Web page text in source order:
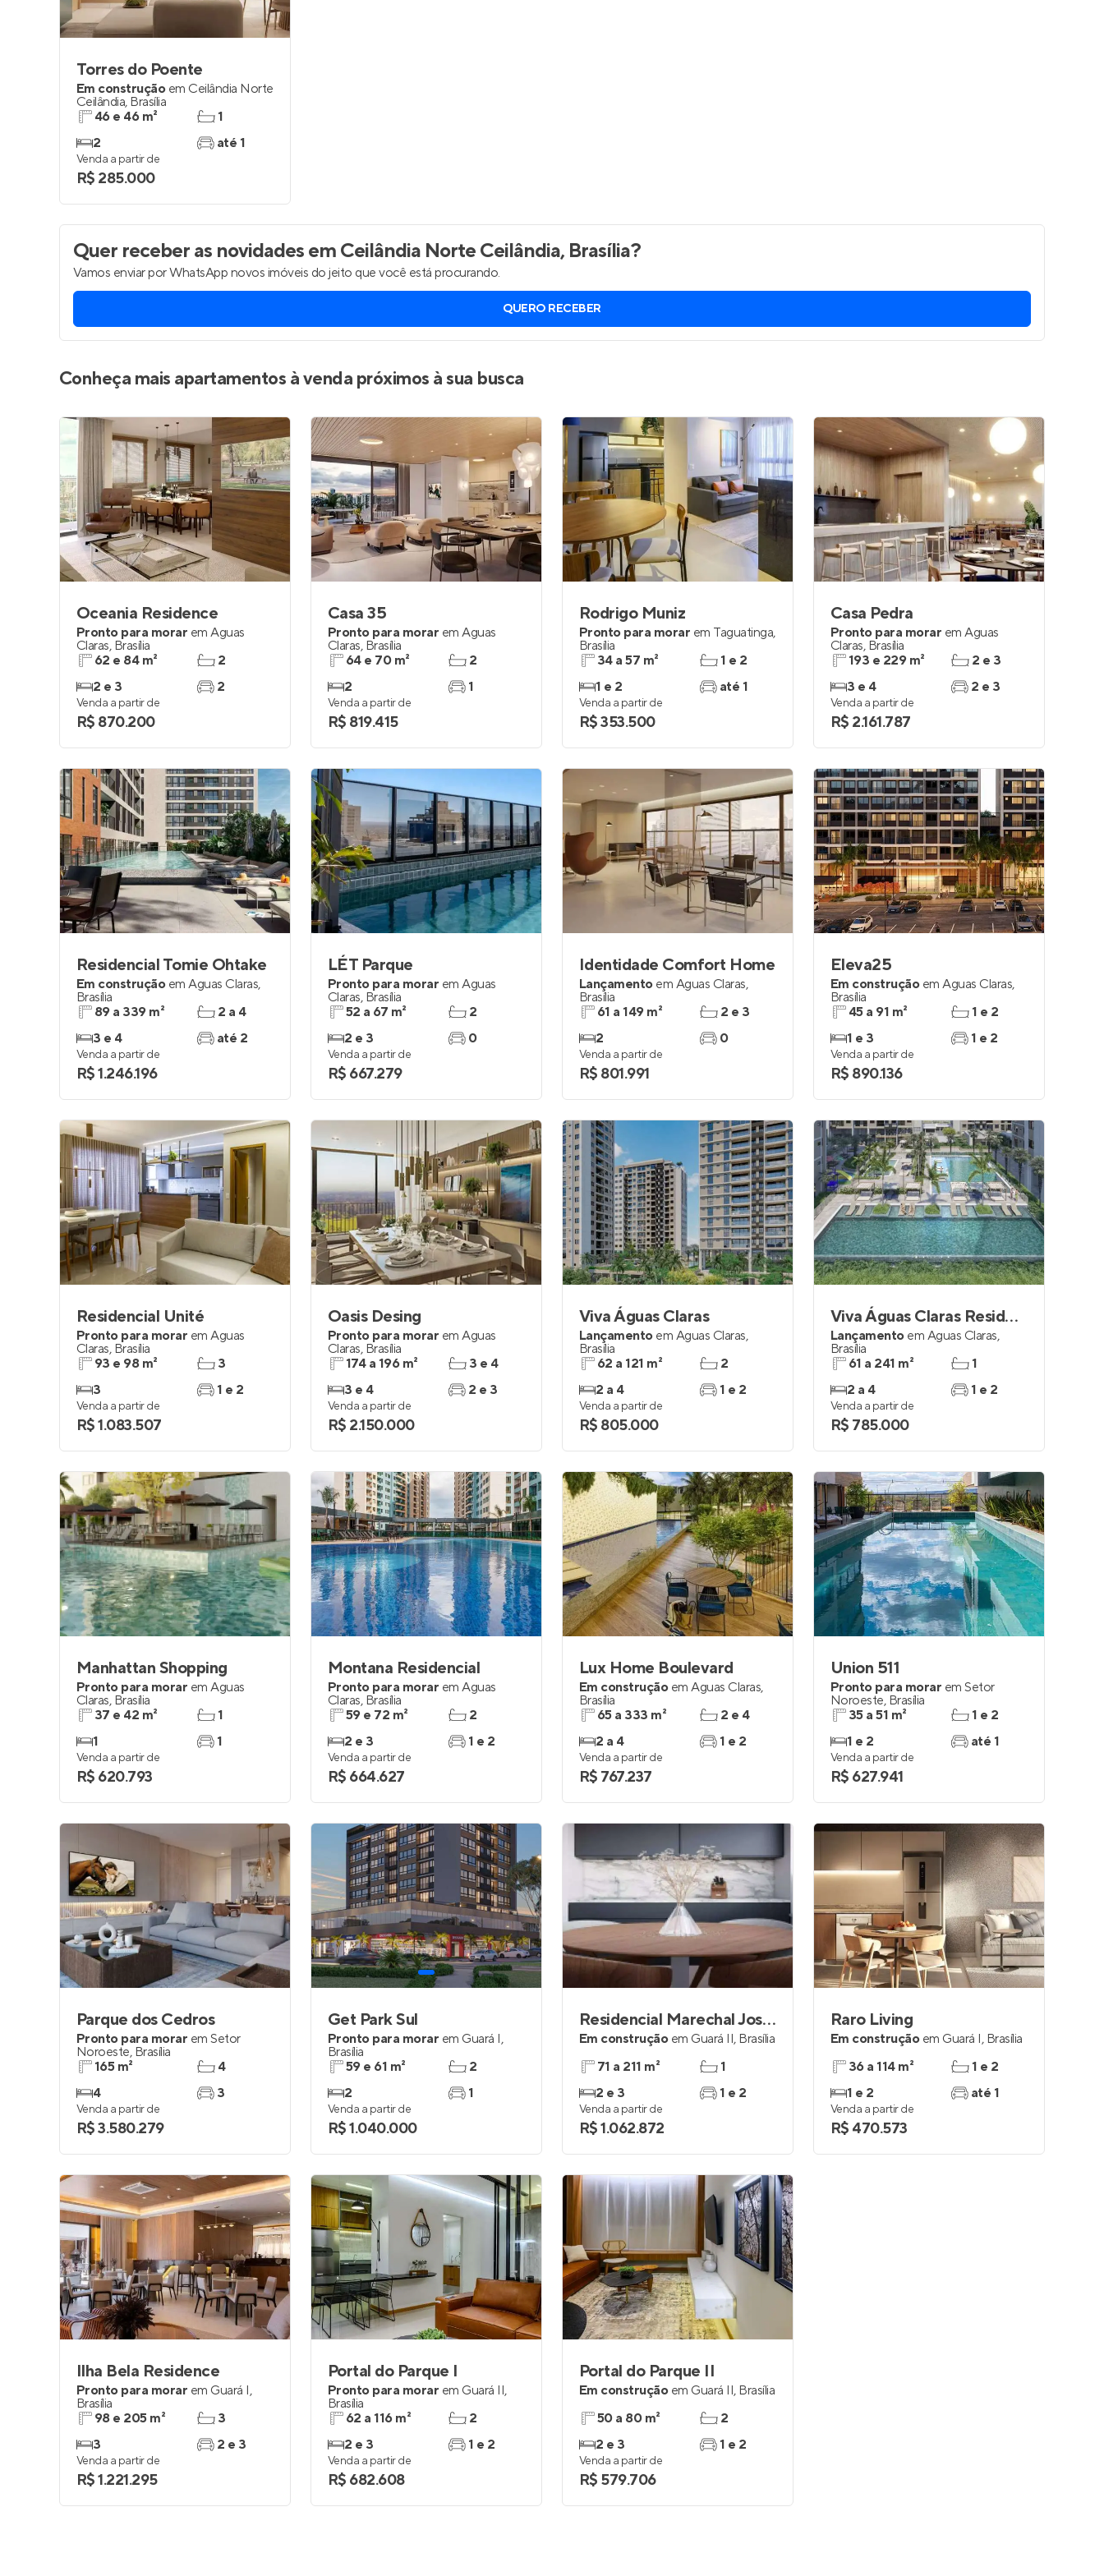
Torres do Poente
Em construção em Ceilândia Norte
Ceilândia, Brasília
46 e 46 m²
2
1
até 1
Venda a partir de
R$ 285.000
Quer receber as novidadesem Ceilândia Norte Ceilândia, Brasília?
Vamos enviar por WhatsApp novos imóveis do jeito que você está procurando.
QUERO RECEBER
Conheça mais apartamentos à venda próximos à sua busca
Oceania Residence
Pronto para morar em Águas
Claras, Brasília
62 e 84 m²
2 e 3
2
2
Venda a partir de
R$ 870.200
Casa 35
Pronto para morar em Águas
Claras, Brasília
64 e 70 m²
2
2
1
Venda a partir de
R$ 819.415
Rodrigo Muniz
Pronto para morar em Taguatinga,
Brasília
34 a 57 m²
1 e 2
1 e 2
até 1
Venda a partir de
R$ 353.500
Casa Pedra
Pronto para morar em Águas
Claras, Brasília
193 e 229 m²
3 e 4
2 e 3
2 e 3
Venda a partir de
R$ 2.161.787
Residencial Tomie Ohtake
Em construção em Águas Claras,
Brasília
89 a 339 m²
3 e 4
2 a 4
até 2
Venda a partir de
R$ 1.246.196
LÉT Parque
Pronto para morar em Águas
Claras, Brasília
52 a 67 m²
2 e 3
2
0
Venda a partir de
R$ 667.279
Identidade Comfort Home
Lançamento em Águas Claras,
Brasília
61 a 149 m²
2
2 e 3
0
Venda a partir de
R$ 801.991
Eleva25
Em construção em Águas Claras,
Brasília
45 a 91 m²
1 e 3
1 e 2
1 e 2
Venda a partir de
R$ 890.136
Residencial Unité
Pronto para morar em Águas
Claras, Brasília
93 e 98 m²
3
3
1 e 2
Venda a partir de
R$ 1.083.507
Oasis Desing
Pronto para morar em Águas
Claras, Brasília
174 a 196 m²
3 e 4
3 e 4
2 e 3
Venda a partir de
R$ 2.150.000
Viva Águas Claras
Lançamento em Águas Claras,
Brasília
62 a 121 m²
2 a 4
2
1 e 2
Venda a partir de
R$ 805.000
Viva Águas Claras Residencial Resort
Lançamento em Águas Claras,
Brasília
61 a 241 m²
2 a 4
1
1 e 2
Venda a partir de
R$ 785.000
Manhattan Shopping
Pronto para morar em Águas
Claras, Brasília
37 e 42 m²
1
1
1
Venda a partir de
R$ 620.793
Montana Residencial
Pronto para morar em Águas
Claras, Brasília
59 e 72 m²
2 e 3
2
1 e 2
Venda a partir de
R$ 664.627
Lux Home Boulevard
Em construção em Águas Claras,
Brasília
65 a 333 m²
2 a 4
2 e 4
1 e 2
Venda a partir de
R$ 767.237
Union 511
Pronto para morar em Setor
Noroeste, Brasília
35 a 51 m²
1 e 2
1 e 2
até 1
Venda a partir de
R$ 627.941
Parque dos Cedros
Pronto para morar em Setor
Noroeste, Brasília
165 m²
4
4
3
Venda a partir de
R$ 3.580.279
Get Park Sul
Pronto para morar em Guará I,
Brasília
59 e 61 m²
2
2
1
Venda a partir de
R$ 1.040.000
Residencial Marechal José Pessoa
Em construção em Guará II, Brasília
71 a 211 m²
2 e 3
1
1 e 2
Venda a partir de
R$ 1.062.872
Raro Living
Em construção em Guará I, Brasília
36 a 114 m²
1 e 2
1 e 2
até 1
Venda a partir de
R$ 470.573
Ilha Bela Residence
Pronto para morar em Guará I,
Brasília
98 e 205 m²
3
3
2 e 3
Venda a partir de
R$ 1.221.295
Portal do Parque I
Pronto para morar em Guará II,
Brasília
62 a 116 m²
2 e 3
2
1 e 2
Venda a partir de
R$ 682.608
Portal do Parque II
Em construção em Guará II, Brasília
50 a 80 m²
2 e 3
2
1 e 2
Venda a partir de
R$ 579.706